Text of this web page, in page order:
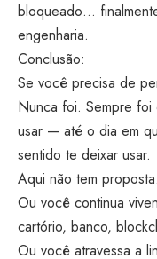
bloqueado…
engenharia.
Conclusão:
Se você precisa de
Nunca foi. Sempre
usar — até o dia em
sentido te deixar usar.
Aqui não tem
Ou você continua
cartório, banco,
Ou você atravessa a